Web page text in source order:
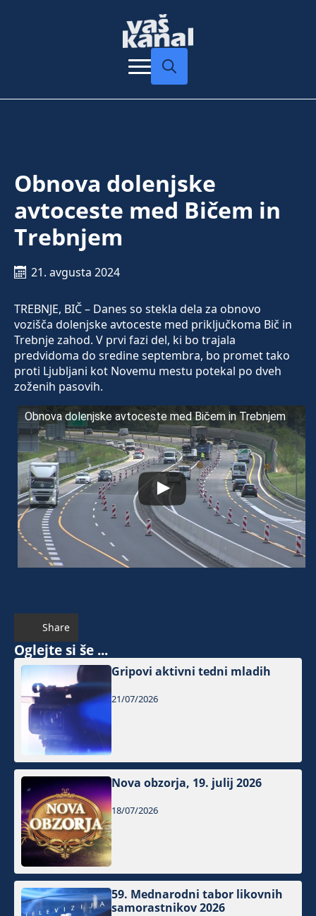
Obnova dolenjske
avtoceste med Bičem in
Trebnjem
21. avgusta 2024
TREBNJE, BIČ – Danes so stekla dela za obnovo
vozišča dolenjske avtoceste med priključkoma Bič in
Trebnje zahod. V prvi fazi del, ki bo trajala
predvidoma do sredine septembra, bo promet tako
proti Ljubljani kot Novemu mestu potekal po dveh
zoženih pasovih.
Obnova dolenjske avtoceste med Bičem in Trebnjem
Share
Oglejte si še ...
Gripovi aktivni tedni mladih
21/07/2026
Nova obzorja, 19. julij 2026
18/07/2026
59. Mednarodni tabor likovnih
samorastnikov 2026